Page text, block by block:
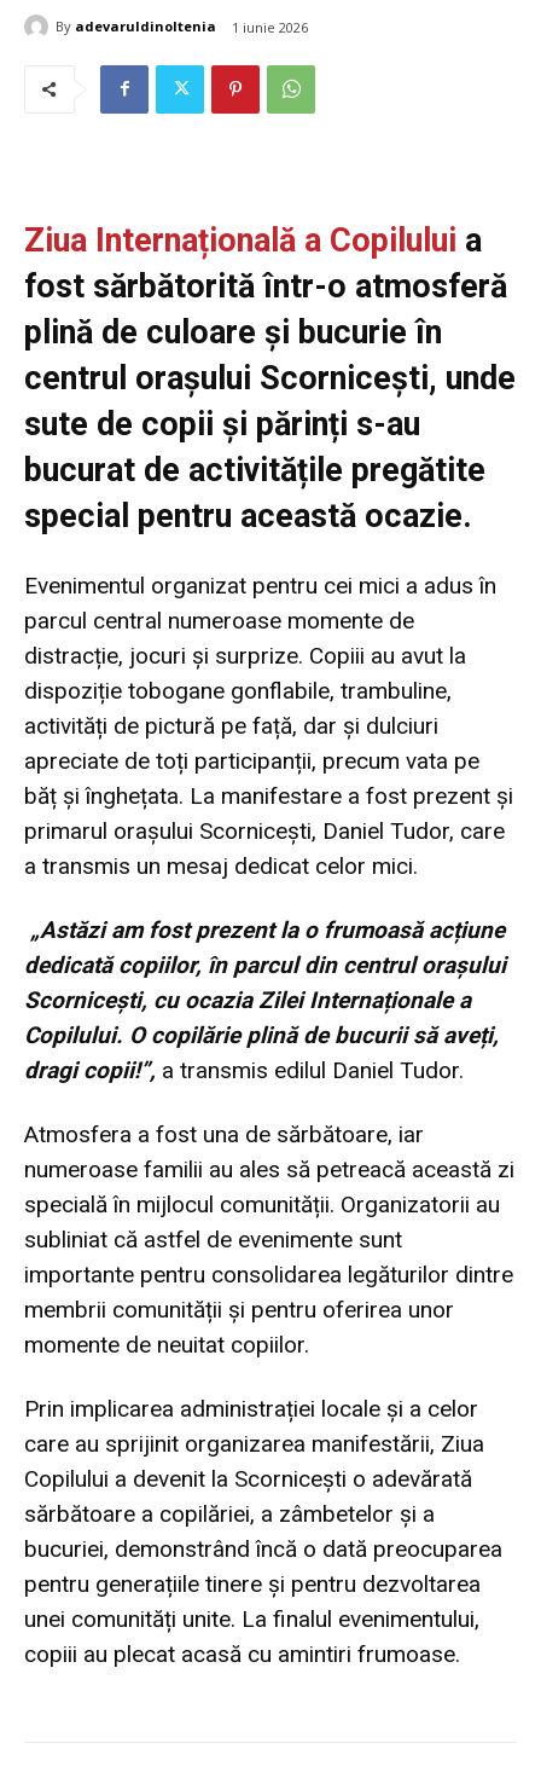
By adevaruldinoltenia 1 iunie 2026
Ziua Internațională a Copilului a
fost sărbătorită într-o atmosferă
plină de culoare și bucurie în
centrul orașului Scornicești, unde
sute de copii și părinți s-au
bucurat de activitățile pregătite
special pentru această ocazie.
Evenimentul organizat pentru cei mici a adus în
parcul central numeroase momente de
distracție, jocuri și surprize. Copiii au avut la
dispoziție tobogane gonflabile, trambuline,
activități de pictură pe față, dar și dulciuri
apreciate de toți participanții, precum vata pe
băț și înghețata. La manifestare a fost prezent și
primarul orașului Scornicești, Daniel Tudor, care
a transmis un mesaj dedicat celor mici.
„Astăzi am fost prezent la o frumoasă acțiune
dedicată copiilor, în parcul din centrul orașului
Scornicești, cu ocazia Zilei Internaționale a
Copilului. O copilărie plină de bucurii să aveți,
dragi copii!”, a transmis edilul Daniel Tudor.
Atmosfera a fost una de sărbătoare, iar
numeroase familii au ales să petreacă această zi
specială în mijlocul comunității. Organizatorii au
subliniat că astfel de evenimente sunt
importante pentru consolidarea legăturilor dintre
membrii comunității și pentru oferirea unor
momente de neuitat copiilor.
Prin implicarea administrației locale și a celor
care au sprijinit organizarea manifestării, Ziua
Copilului a devenit la Scornicești o adevărată
sărbătoare a copilăriei, a zâmbetelor și a
bucuriei, demonstrând încă o dată preocuparea
pentru generațiile tinere și pentru dezvoltarea
unei comunități unite. La finalul evenimentului,
copiii au plecat acasă cu amintiri frumoase.